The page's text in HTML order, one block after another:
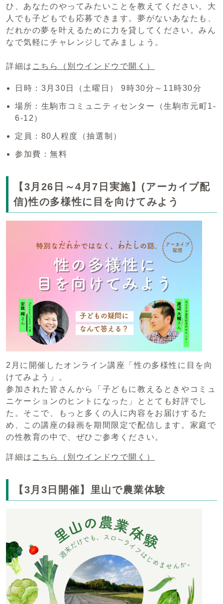
ひ、あなたのやってみたいことを教えてください。大
人でも子どもでも応募できます。夢がないあなたも、
だれかの夢を叶えるために力を貸してください。みん
なで気軽にチャレンジしてみましょう。
詳細は こちら （別ウインドウで開く）
日時：3月30日（土曜日） 9時30分～11時30分
場所：生駒市コミュニティセンター（生駒市元町1-
6-12）
定員：80人程度（抽選制）
参加費：無料
【3月26日～4月7日実施】(アーカイブ配
信)性の多様性に目を向けてみよう
2月に開催したオンライン講座「性の多様性に目を向
けてみよう」。
参加された皆さんから「子どもに教えるときやコミュ
ニケーションのヒントになった」ととても好評でし
た。そこで、もっと多くの人に内容をお届けするた
め、この講座の録画を期間限定で配信します。家庭で
の性教育の中で、ぜひご参考ください。
詳細は こちら （別ウインドウで開く）
【3月3日開催】里山で農業体験